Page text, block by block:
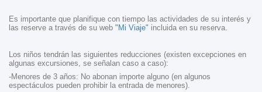
Es importante que planifique con tiempo las actividades de su interés y
las reserve a través de su web "Mi Viaje" incluida en su reserva.
Los niños tendrán las siguientes reducciones (existen excepciones en
algunas excursiones, se señalan caso a caso):
-Menores de 3 años: No abonan importe alguno (en algunos
espectáculos pueden prohibir la entrada de menores).